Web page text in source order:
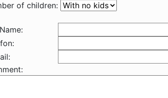
of children: